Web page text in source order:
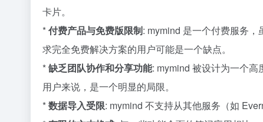
卡片。
*付费产品与免费版限制: mymind 是一个付费服务
求完全免费解决方案的用户可能是一个缺点。
*缺乏团队协作和分享功能: mymind 被设计为一个
用户来说，是一个明显的局限。
*数据导入受限: mymind 不支持从其他服务（如